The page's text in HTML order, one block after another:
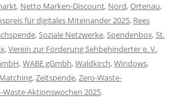
, Netto Marken-Discount, Nord,Ortenau,
für digitales Miteinander 2025, Rees
,Soziale Netzwerke,Spendenbox,St.
,Verein zur Förderung Sehbehinderter e. V.
,WABE gGmbh,Waldkirch,Windows,
,Zeitspende,Zero-Waste-
Waste-Aktionswochen 2025.